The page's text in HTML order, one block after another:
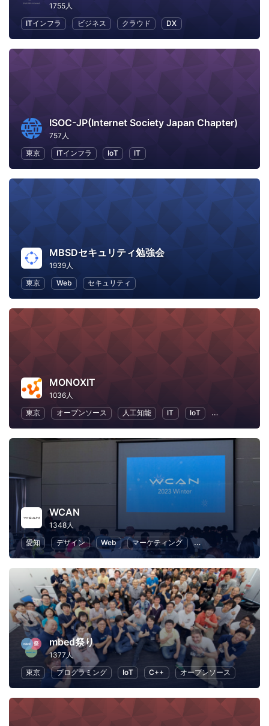
1755人
ITインフラ
ビジネス クラウド DX
ISOC-JP(Internet Society Japan Chapter)
757人
東京
ITインフラ IoT IT
MBSDセキュリティ勉強会
1939人
東京
Web セキュリティ
MONOXIT
1036人
東京
オープンソース 人工知能 IT IoT プログラミング
WCAN
1348人
愛知
デザイン Web マーケティング プログラミング
mbed祭り
1377人
東京
プログラミング IoT C++ オープンソース